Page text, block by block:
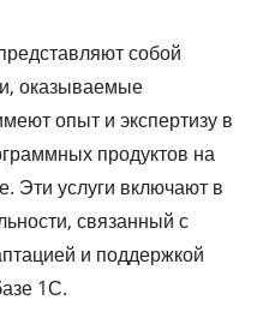
собой
оказываемые
опыт и экспертизу в
продуктов на
Эти услуги включают в
связанный с
и поддержкой
1С.